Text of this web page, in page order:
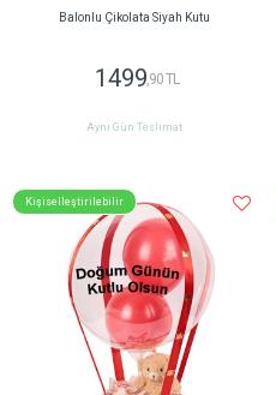
Balonlu Çikolata Siyah Kutu
1499,90 TL
Aynı Gün Teslimat
Kişiselleştirilebilir